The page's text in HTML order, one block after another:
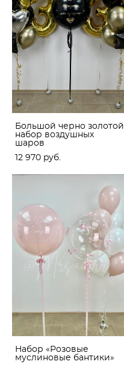
Большой черно золотой
набор воздушных
шаров
12 970 pуб.
Набор «Розовые
муслиновые бантики»